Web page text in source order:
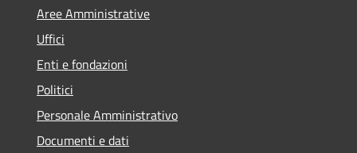
Aree Amministrative
Uffici
Enti e fondazioni
Politici
Personale Amministrativo
Documenti e dati